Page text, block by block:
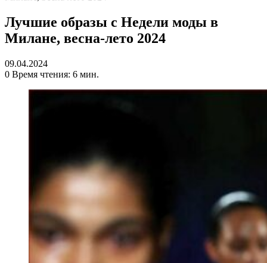
Лучшие образы с Недели моды в
Милане, весна-лето 2024
09.04.2024
0 Время чтения: 6 мин.